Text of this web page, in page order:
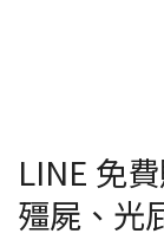
LINE 免
殭屍、光